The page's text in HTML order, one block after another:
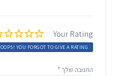
Your Rating
OOPS! YOU FORGOT TO GIVE A RATING.
התגובה שלך *